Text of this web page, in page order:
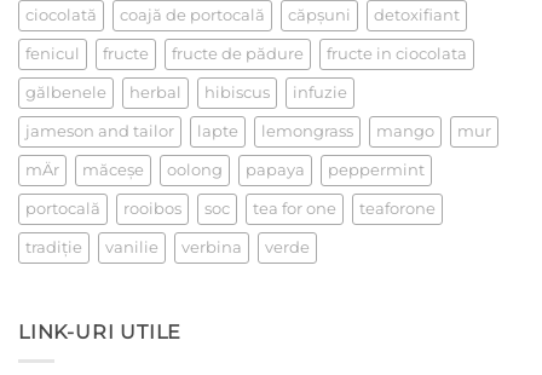
ciocolată coajă de portocală căpşuni detoxifiant
fenicul fructe fructe de pădure fructe in ciocolata
gălbenele herbal hibiscus infuzie
jameson and tailor lapte lemongrass mango mur
mÄr măceşe oolong papaya peppermint
portocală rooibos soc tea for one teaforone
tradiţie vanilie verbina verde
LINK-URI UTILE